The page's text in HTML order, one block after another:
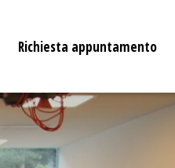
Richiesta appuntamento